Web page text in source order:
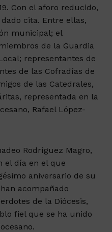
Con el aforo reducido,
cita. Entre ellas,
municipal; el
de la Guardia
representantes de
de las Cofradías de
de las Catedrales,
representada en la
Rafael López-
Rodríguez Magro,
el día en el que
aniversario de su
acompañado
de la Diócesis,
fiel que se ha unido